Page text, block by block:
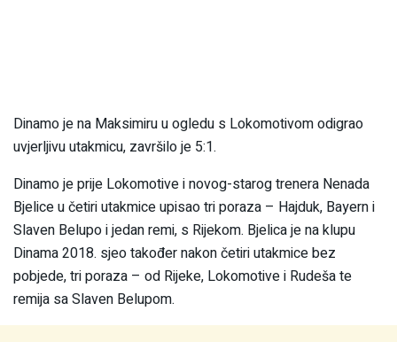
Dinamo je na Maksimiru u ogledu s Lokomotivom odigrao
uvjerljivu utakmicu, završilo je 5:1.
Dinamo je prije Lokomotive i novog-starog trenera Nenada
Bjelice u četiri utakmice upisao tri poraza – Hajduk, Bayern i
Slaven Belupo i jedan remi, s Rijekom. Bjelica je na klupu
Dinama 2018. sjeo također nakon četiri utakmice bez
pobjede, tri poraza – od Rijeke, Lokomotive i Rudeša te
remija sa Slaven Belupom.